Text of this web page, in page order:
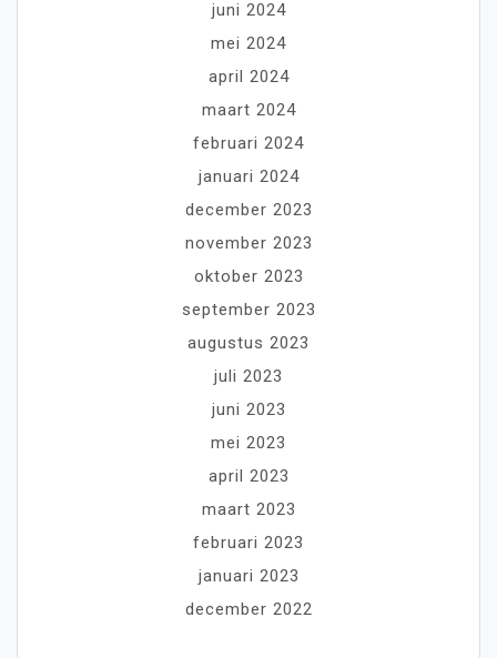
juni 2024
mei 2024
april 2024
maart 2024
februari 2024
januari 2024
december 2023
november 2023
oktober 2023
september 2023
augustus 2023
juli 2023
juni 2023
mei 2023
april 2023
maart 2023
februari 2023
januari 2023
december 2022